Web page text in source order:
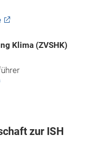
Klima (ZVSHK)
zur ISH